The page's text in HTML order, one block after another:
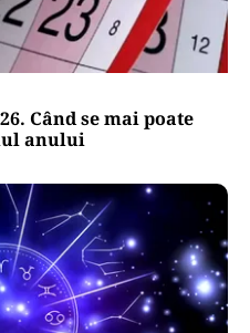
Când se mai poate
anului